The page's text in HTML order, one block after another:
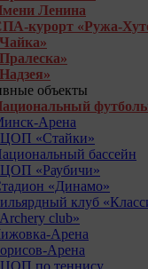
Ленина
курорт «Ружа-
объекты
Арена
«Стайки»
бассейн
«Раубичи»
«Динамо»
клуб
club»
Арена
Арена
по теннису